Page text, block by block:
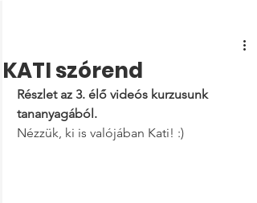
KATI szórend
Részlet az 3. élő videós kurzusunk
tananyagából.
Nézzük, ki is valójában Kati! :)